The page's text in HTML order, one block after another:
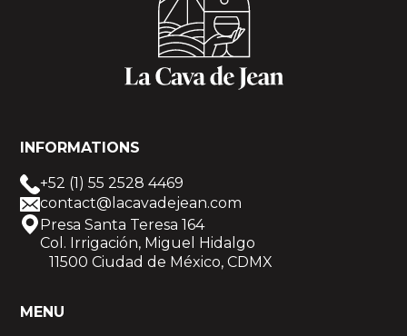
INFORMATIONS
+52 (1) 55 2528 4469
contact@lacavadejean.com
Presa Santa Teresa 164
Col. Irrigación, Miguel Hidalgo
11500 Ciudad de México, CDMX
MENU